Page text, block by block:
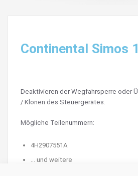
Continental Simos
Deaktivieren der Wegfahrsperre oder
/ Klonen des Steuergerätes.
Mögliche Teilenummern:
4H2907551A
… und weitere